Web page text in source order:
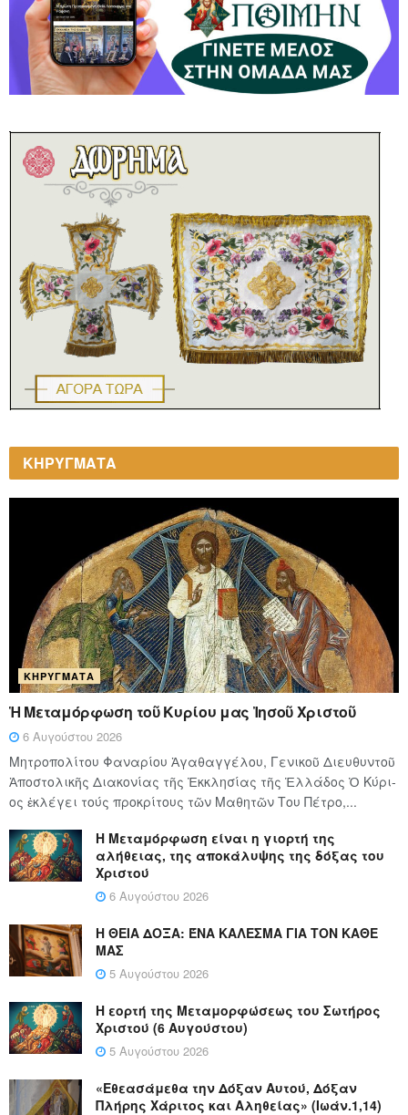
ΚΗΡΥΓΜΑΤΑ
ΚΗΡΎΓΜΑΤΑ
Ἡ Μεταμόρφωση τοῦ Κυρίου μας Ἰησοῦ Χριστοῦ
6 Αυγούστου 2026
Μητροπολίτου Φαναρίου Ἀγαθαγγέλου, Γενικοῦ Διευθυντοῦ
Ἀποστολικῆς Διακονίας τῆς Ἐκκλησίας τῆς Ἑλλάδος Ὁ Κύ­ρι­
ος ἐκλέγει τούς προ­κρί­τους τῶν Μα­θη­τῶν Του Πέ­τρο,...
Η Μεταμόρφωση είναι η γιορτή της
αλήθειας, της αποκάλυψης της δόξας του
Χριστού
6 Αυγούστου 2026
Η ΘΕΙΑ ΔΟΞΑ: ΈΝΑ ΚΑΛΕΣΜΑ ΓΙΑ ΤΟΝ ΚΑΘΕ
ΜΑΣ
5 Αυγούστου 2026
Η εορτή της Μεταμορφώσεως του Σωτήρος
Χριστού (6 Αυγούστου)
5 Αυγούστου 2026
«Εθεασάμεθα την Δόξαν Αυτού, Δόξαν
Πλήρης Χάριτος και Αληθείας» (Ιωάν.1,14)